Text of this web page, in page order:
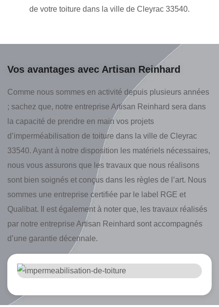
de votre toiture dans la ville de Cleyrac 33540.
Vos avantages avec Artisan Reinhard
Comme nous sommes en activité depuis plusieurs années
; sachez que, notre entreprise Artisan Reinhard sera dans
la capacité de prendre en main vos projets
d’imperméabilisation de toiture dans la ville de Cleyrac
33540. Ayant à notre disposition les matériels nécessaires,
nous vous assurons que les travaux que nous réalisons
sont bien soignés et conçus dans les règles de l’art. Nous
sommes une entreprise certifiée par le label RGE et
Qualibat. Il est également à noter que, les travaux réalisés
par notre entreprise Artisan Reinhard sont accompagnés
d’une garantie décennale.